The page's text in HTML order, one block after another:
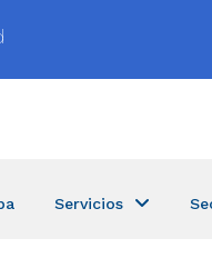
Servicios